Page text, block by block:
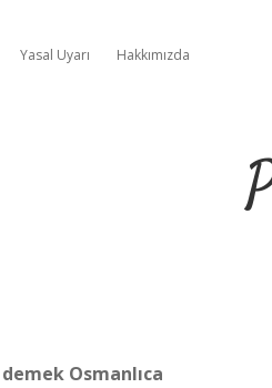
Yasal Uyarı Hakkımızda
Osmanlıca